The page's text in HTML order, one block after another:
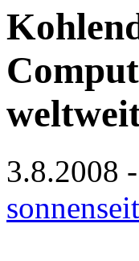
3.8.2008